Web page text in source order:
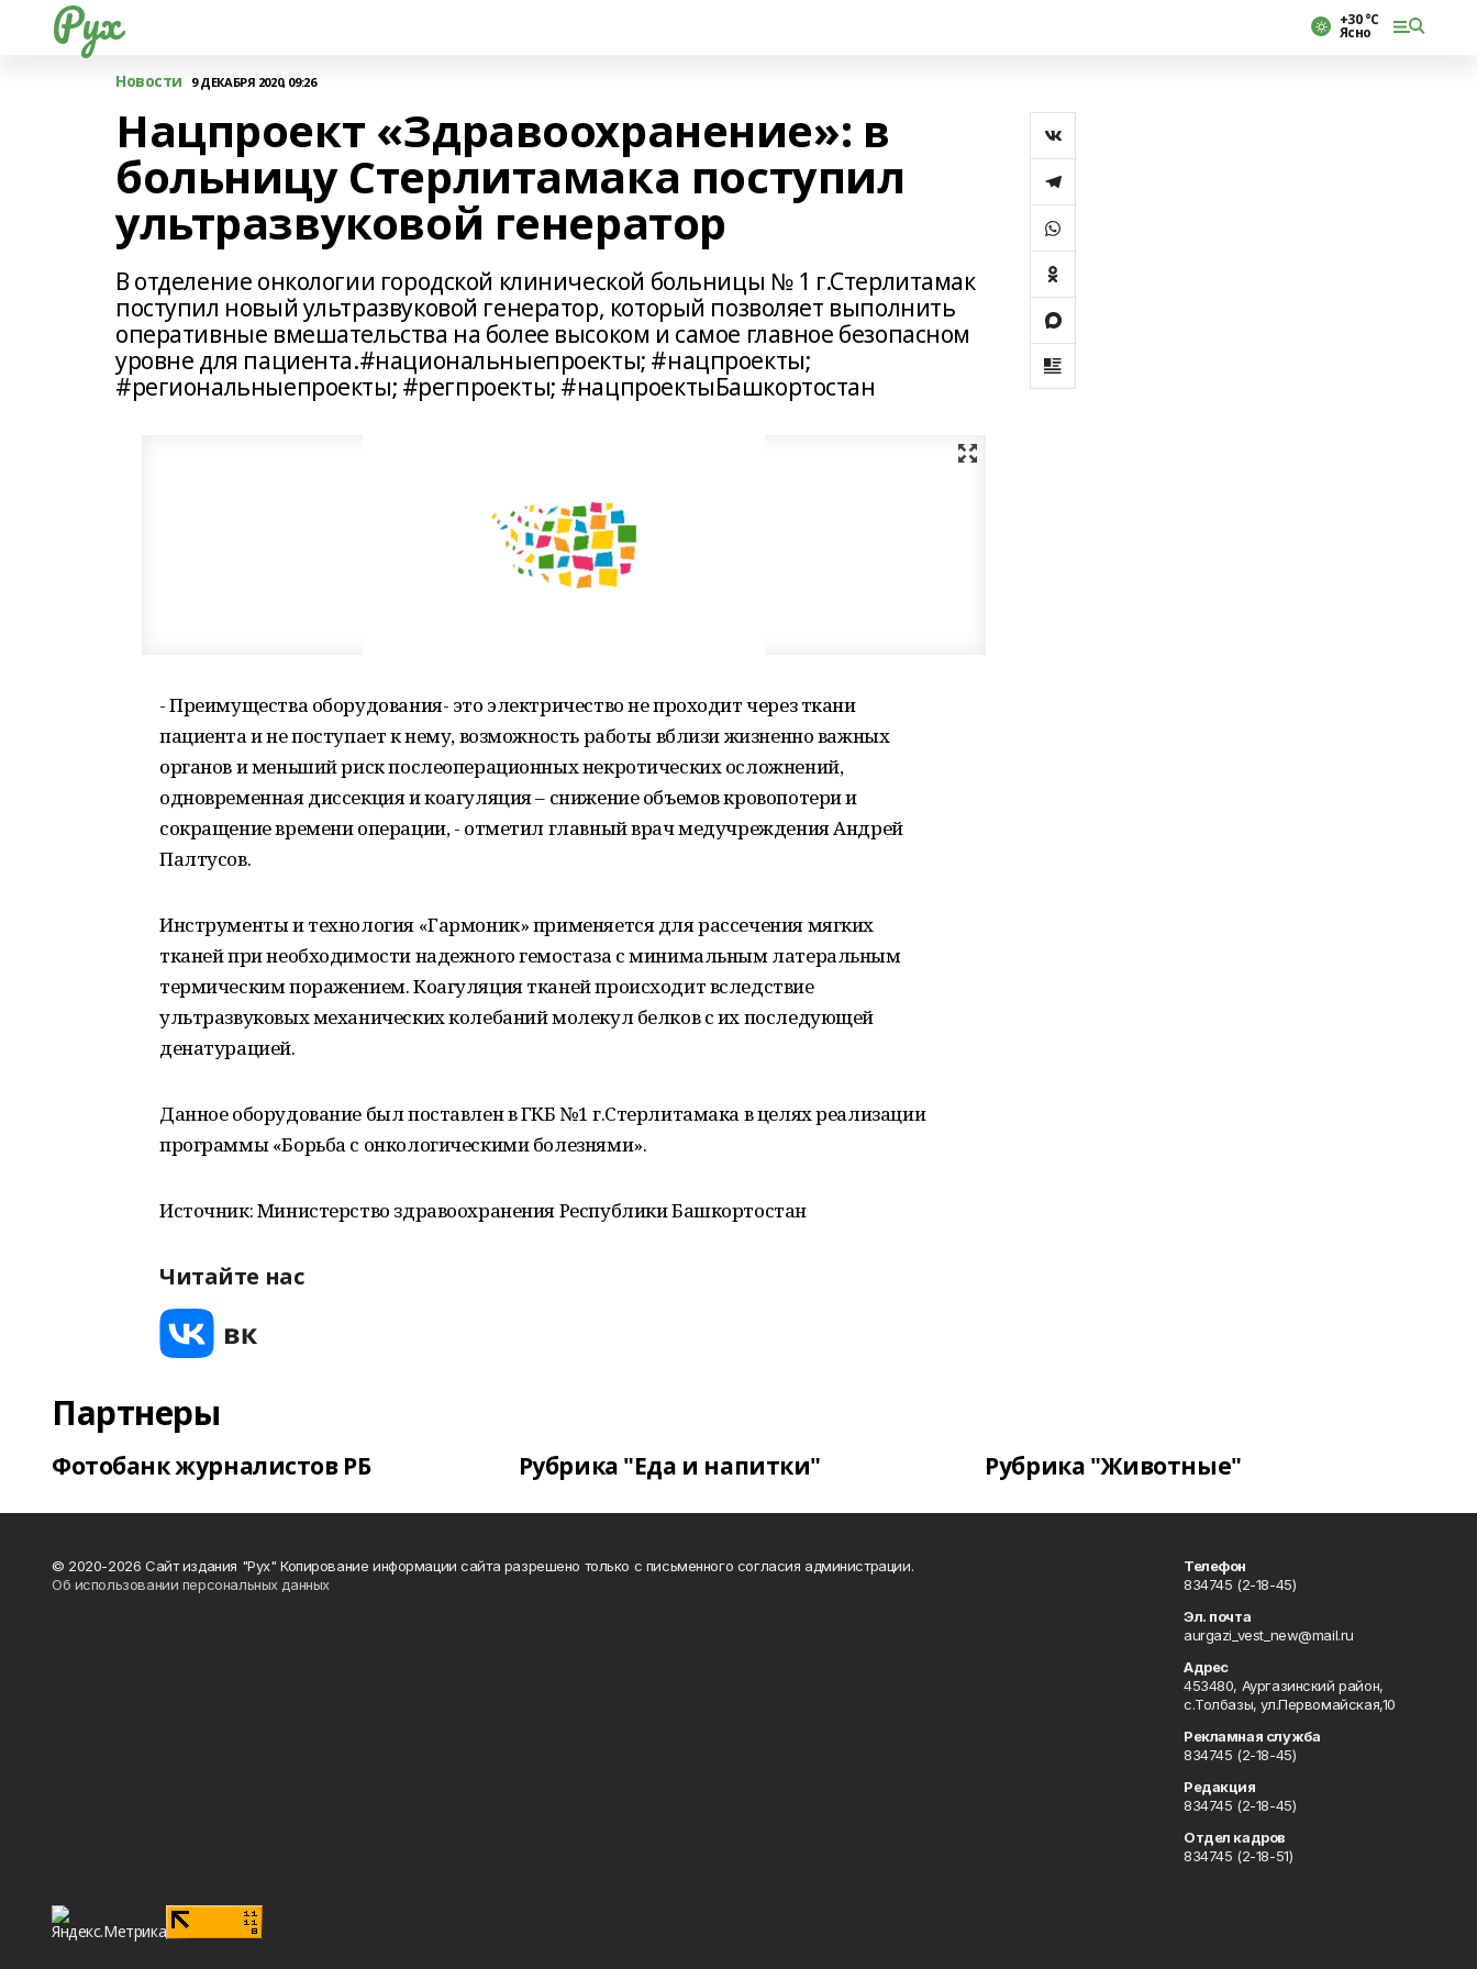
Рух +30 °С
Ясно
Новости 9 ДЕКАБРЯ 2020, 09:26
Нацпроект «Здравоохранение»: в
больницу Стерлитамака поступил
ультразвуковой генератор
В отделение онкологии городской клинической больницы № 1 г.Стерлитамак
поступил новый ультразвуковой генератор, который позволяет выполнить
оперативные вмешательства на более высоком и самое главное безопасном
уровне для пациента.#национальныепроекты; #нацпроекты;
#региональныепроекты; #регпроекты; #нацпроектыБашкортостан
- Преимущества оборудования- это электричество не проходит через ткани
пациента и не поступает к нему, возможность работы вблизи жизненно важных
органов и меньший риск послеоперационных некротических осложнений,
одновременная диссекция и коагуляция – снижение объемов кровопотери и
сокращение времени операции, - отметил главный врач медучреждения Андрей
Палтусов.
Инструменты и технология «Гармоник» применяется для рассечения мягких
тканей при необходимости надежного гемостаза с минимальным латеральным
термическим поражением. Коагуляция тканей происходит вследствие
ультразвуковых механических колебаний молекул белков с их последующей
денатурацией.
Данное оборудование был поставлен в ГКБ №1 г.Стерлитамака в целях реализации
программы «Борьба с онкологическими болезнями».
Источник: Министерство здравоохранения Республики Башкортостан
Читайте нас
Партнеры
Фотобанк журналистов РБ Рубрика "Еда и напитки" Рубрика "Животные"
© 2020-2026 Сайт издания "Рух" Копирование информации сайта разрешено только с письменного согласия администрации.
Об использовании персональных данных
Телефон
834745 (2-18-45)
Эл. почта
aurgazi_vest_new@mail.ru
Адрес
453480, Аургазинский район,
с.Толбазы, ул.Первомайская,10
Рекламная служба
834745 (2-18-45)
Редакция
834745 (2-18-45)
Отдел кадров
834745 (2-18-51)